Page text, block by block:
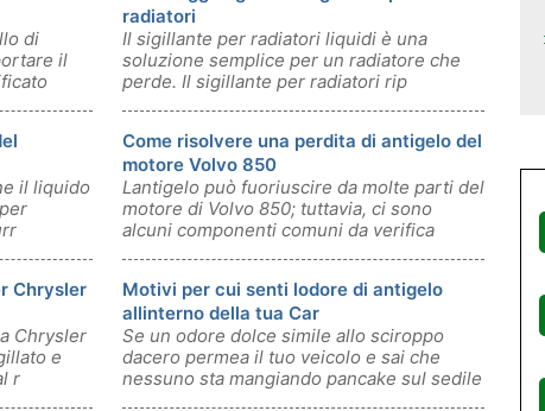
di
il
radiatori
Il sigillante per radiatori liquidi è una
soluzione semplice per un radiatore che
perde. Il sigillante per radiatori rip
il liquido
Come risolvere una perdita di antigelo del
motore Volvo 850
Lantigelo può fuoriuscire da molte parti del
motore di Volvo 850; tuttavia, ci sono
alcuni componenti comuni da verifica
Chrysler
Chrysler
e
r
Motivi per cui senti lodore di antigelo
allinterno della tua Car
Se un odore dolce simile allo sciroppo
dacero permea il tuo veicolo e sai che
nessuno sta mangiando pancake sul sedile